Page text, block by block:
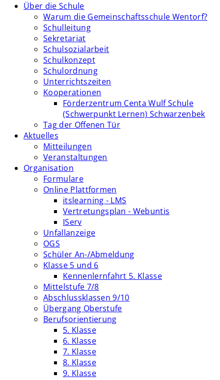
Über die Schule
Warum die Gemeinschaftsschule Wentorf?
Schulleitung
Sekretariat
Schulsozialarbeit
Schulkonzept
Schulordnung
Unterrichtszeiten
Kooperationen
Förderzentrum Centa Wulf Schule
(Schwerpunkt Lernen) Schwarzenbek
Tag der Offenen Tür
Aktuelles
Mitteilungen
Veranstaltungen
Organisation
Formulare
Online Plattformen
itslearning - LMS
Vertretungsplan - Webuntis
IServ
Unfallanzeige
OGS
Schüler An-/Abmeldung
Klasse 5 und 6
Kennenlernfahrt 5. Klasse
Mittelstufe 7/8
Abschlussklassen 9/10
Übergang Oberstufe
Berufsorientierung
5. Klasse
6. Klasse
7. Klasse
8. Klasse
9. Klasse